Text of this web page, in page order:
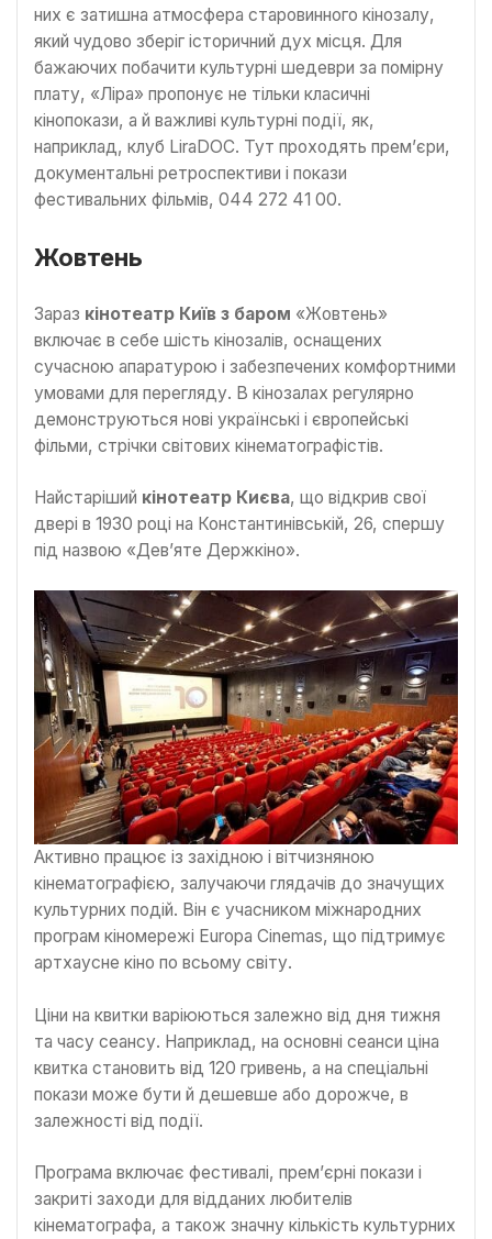
них є затишна атмосфера старовинного кінозалу,
який чудово зберіг історичний дух місця. Для
бажаючих побачити культурні шедеври за помірну
плату, «Ліра» пропонує не тільки класичні
кінопокази, а й важливі культурні події, як,
наприклад, клуб LiraDOC. Тут проходять прем’єри,
документальні ретроспективи і покази
фестивальних фільмів, 044 272 41 00.
Жовтень
Зараз кінотеатр Київ з баром «Жовтень»
включає в себе шість кінозалів, оснащених
сучасною апаратурою і забезпечених комфортними
умовами для перегляду. В кінозалах регулярно
демонструються нові українські і європейські
фільми, стрічки світових кінематографістів.
Найстаріший кінотеатр Києва, що відкрив свої
двері в 1930 році на Константинівській, 26, спершу
під назвою «Дев’яте Держкіно».
Активно працює із західною і вітчизняною
кінематографією, залучаючи глядачів до значущих
культурних подій. Він є учасником міжнародних
програм кіномережі Europa Cinemas, що підтримує
артхаусне кіно по всьому світу.
Ціни на квитки варіюються залежно від дня тижня
та часу сеансу. Наприклад, на основні сеанси ціна
квитка становить від 120 гривень, а на спеціальні
покази може бути й дешевше або дорожче, в
залежності від події.
Програма включає фестивалі, прем’єрні покази і
закриті заходи для відданих любителів
кінематографа, а також значну кількість культурних